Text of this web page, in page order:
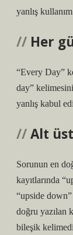
yanlış
Her
“Every Day”
day”
yanlış kabul
Alt üst
Sorunun en
kayıtlarında
“upside
doğru yazılan
bileşik